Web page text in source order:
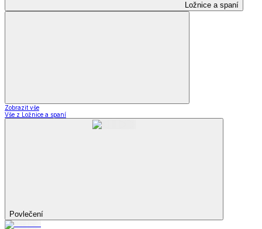
Ložnice a spaní
Zobrazit vše
Vše z Ložnice a spaní
Povlečení